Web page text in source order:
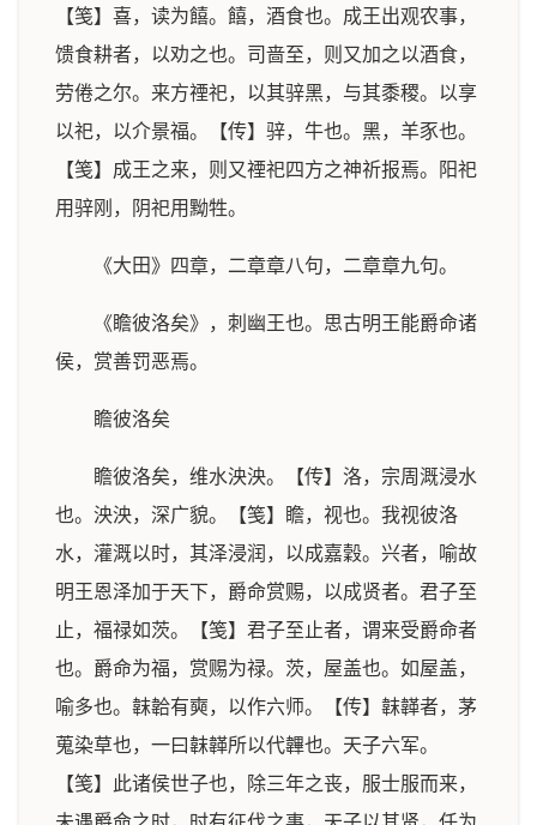
【笺】喜，读为饎。饎，酒食也。成王出观农事，
馈食耕者，以劝之也。司啬至，则又加之以酒食，
劳倦之尔。来方禋祀，以其骍黑，与其黍稷。以享
以祀，以介景福。【传】骍，牛也。黑，羊豕也。
【笺】成王之来，则又禋祀四方之神祈报焉。阳祀
用骍刚，阴祀用黝牲。
《大田》四章，二章章八句，二章章九句。
《瞻彼洛矣》，刺幽王也。思古明王能爵命诸
侯，赏善罚恶焉。
瞻彼洛矣
瞻彼洛矣，维水泱泱。【传】洛，宗周溉浸水
也。泱泱，深广貌。【笺】瞻，视也。我视彼洛
水，灌溉以时，其泽浸润，以成嘉穀。兴者，喻故
明王恩泽加于天下，爵命赏赐，以成贤者。君子至
止，福禄如茨。【笺】君子至止者，谓来受爵命者
也。爵命为福，赏赐为禄。茨，屋盖也。如屋盖，
喻多也。韎韐有奭，以作六师。【传】韎韚者，茅
蒐染草也，一曰韎韚所以代韠也。天子六军。
【笺】此诸侯世子也，除三年之丧，服士服而来，